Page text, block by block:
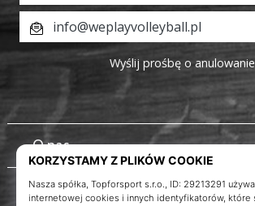
O nas
Obsługa klienta
info@weplayvolleyball.pl
Wyślij prośbę o anulowanie